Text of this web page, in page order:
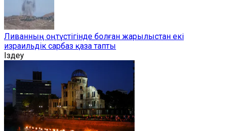
Ливанның оңтүстігінде болған жарылыстан екі
израильдік сарбаз қаза тапты
Іздеу